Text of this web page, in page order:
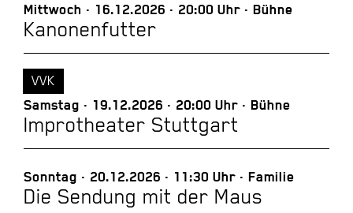
Mittwoch 16.12.2026 20:00 Uhr Bühne
Kanonenfutter
Samstag 19.12.2026 20:00 Uhr Bühne
Improtheater Stuttgart
VVK
Sonntag 20.12.2026 11:30 Uhr Familie
Die Sendung mit der Maus